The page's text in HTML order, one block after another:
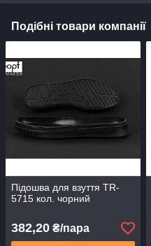
Подібні товари компанії
Підошва для взуття TR-
5715 кол. чорний
382,20 ₴/пара